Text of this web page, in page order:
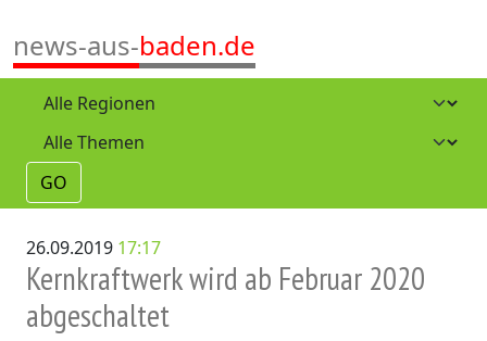
news-aus-baden.de
GO
26.09.2019 17:17
Kernkraftwerk wird ab Februar 2020
abgeschaltet